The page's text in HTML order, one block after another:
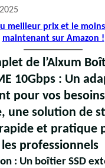
meilleur prix et le
maintenant sur Amazon !
de l’Alxum
10Gbps : Un
pour vos
une solution de
et pratique
professionnels
: Un boîtier SSD